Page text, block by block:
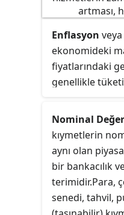
getiren
mevduat,
araçları ise
değerlendirilir.
Enflasyon veya
ekonomideki
fiyatlarındaki
genellikle
fiyat seviyesi
para birimi
satın alır;
paranın satın
azalmaya
enflasyonunun
hizmetlerin
Nominal Değer
kıymetlerin
aynı olan
bir bankacılık
terimidir.Para,
senedi, tahvil,